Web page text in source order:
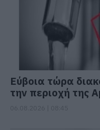
Εύβοια τώρα
την περιοχή της